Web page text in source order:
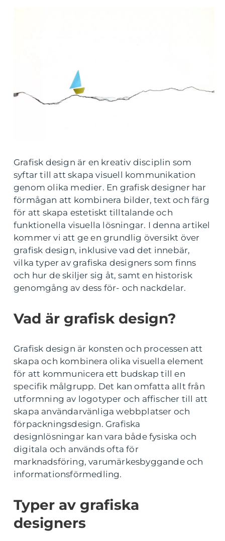
Grafisk design är en kreativ disciplin som
syftar till att skapa visuell kommunikation
genom olika medier. En grafisk designer har
förmågan att kombinera bilder, text och färg
för att skapa estetiskt tilltalande och
funktionella visuella lösningar. I denna artikel
kommer vi att ge en grundlig översikt över
grafisk design, inklusive vad det innebär,
vilka typer av grafiska designers som finns
och hur de skiljer sig åt, samt en historisk
genomgång av dess för- och nackdelar.
Vad är grafisk design?
Grafisk design är konsten och processen att
skapa och kombinera olika visuella element
för att kommunicera ett budskap till en
specifik målgrupp. Det kan omfatta allt från
utformning av logotyper och affischer till att
skapa användarvänliga webbplatser och
förpackningsdesign. Grafiska
designlösningar kan vara både fysiska och
digitala och används ofta för
marknadsföring, varumärkesbyggande och
informationsförmedling.
Typer av grafiska
designers